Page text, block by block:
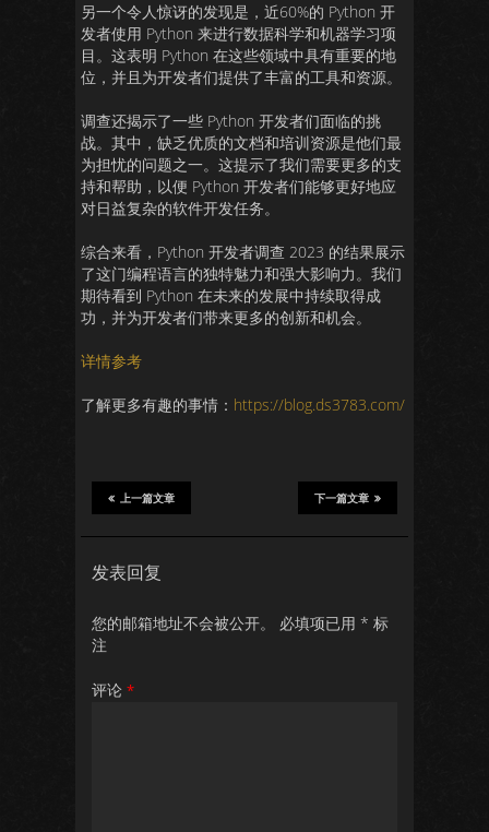
另一个令人惊讶的发现是，近60%的 Python 开
发者使用 Python 来进行数据科学和机器学习项
目。这表明 Python 在这些领域中具有重要的地
位，并且为开发者们提供了丰富的工具和资源。
调查还揭示了一些 Python 开发者们面临的挑
战。其中，缺乏优质的文档和培训资源是他们最
为担忧的问题之一。这提示了我们需要更多的支
持和帮助，以便 Python 开发者们能够更好地应
对日益复杂的软件开发任务。
综合来看，Python 开发者调查 2023 的结果展示
了这门编程语言的独特魅力和强大影响力。我们
期待看到 Python 在未来的发展中持续取得成
功，并为开发者们带来更多的创新和机会。
详情参考
了解更多有趣的事情： https://blog.ds3783.com/
下一篇文章
上一篇文章
发表回复
您的邮箱地址不会被公开。 必填项已用 * 标
注
评论 *